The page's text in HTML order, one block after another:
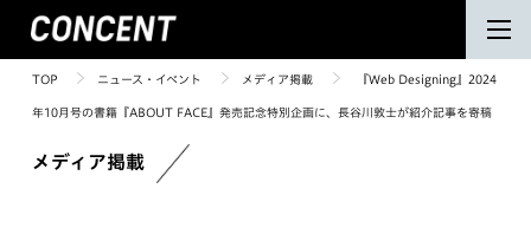
TOP ニュース・イベント メディア掲載 『Web Designing』2024
年10月号の書籍『ABOUT FACE』発売記念特別企画に、長谷川敦士が紹介記事を寄稿
メディア掲載